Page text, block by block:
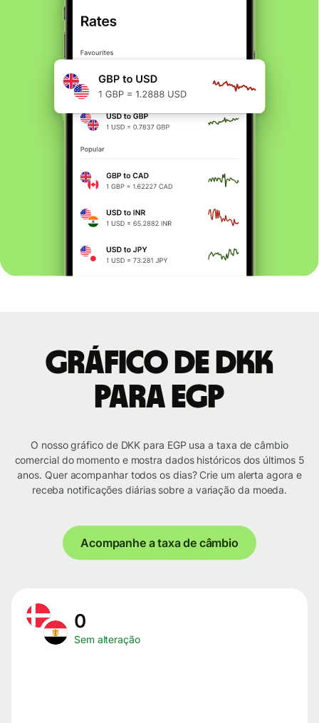
Gráfico de DKK
para EGP
O nosso gráfico de DKK para EGP usa a taxa de câmbio
comercial do momento e mostra dados históricos dos últimos 5
anos. Quer acompanhar todos os dias? Crie um alerta agora e
receba notificações diárias sobre a variação da moeda.
Acompanhe a taxa de câmbio
0
Sem alteração